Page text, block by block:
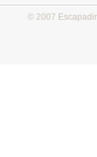
© 2007